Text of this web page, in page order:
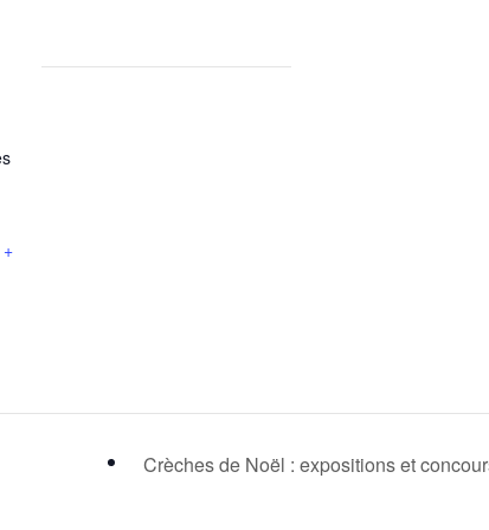
+
Crèches de Noël : expositions et